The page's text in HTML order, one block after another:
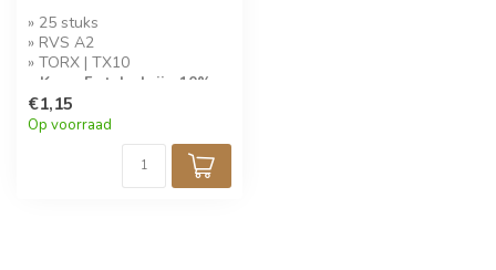
» 25 stuks
» RVS A2
» TORX | TX10
» Koop 5 stuks krijg 10%
korting!
€1,15
Op voorraad